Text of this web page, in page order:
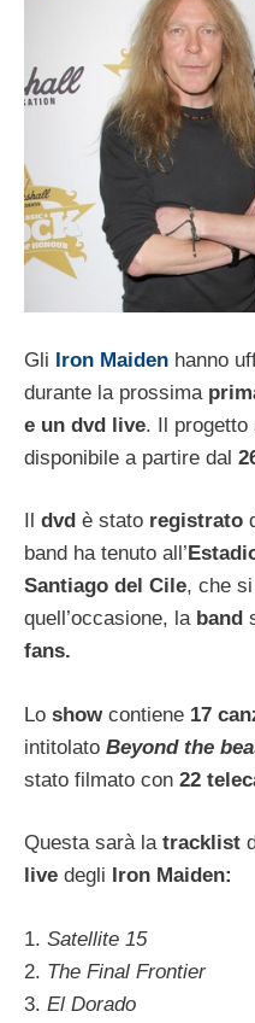
Gli Iron Maiden hanno
durante la prossima
e un dvd live. Il progetto
disponibile a partire dal
Il dvd è stato registrato
band ha tenuto all’
Santiago del Cile, che
quell’occasione, la band
fans.
Lo show contiene 17
intitolato Beyond the
stato filmato con 22
Questa sarà la tracklist
live degli Iron Maiden:
1. Satellite 15
2. The Final Frontier
3. El Dorado